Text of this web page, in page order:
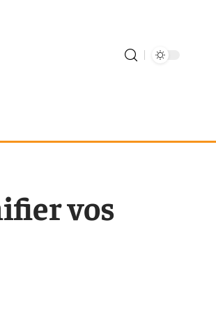
vos